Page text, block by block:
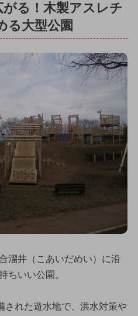
る！木製アスレチ
る大型公園
溜井（こあいだめい）に沿
ちいい公園。
された遊水地で、洪水対策や